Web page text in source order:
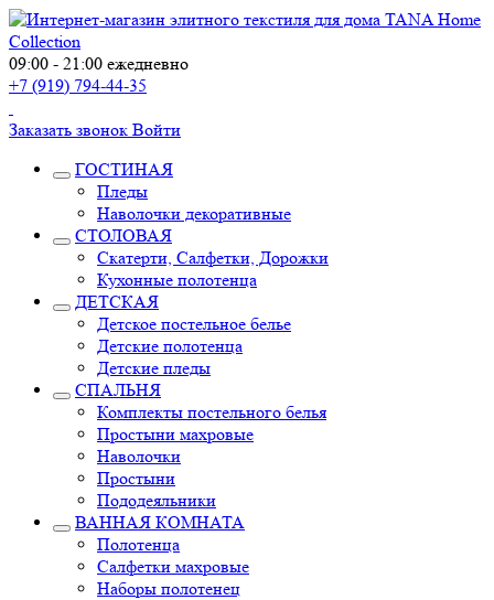
09:00 - 21:00 ежедневно
+7 (919) 794-44-35
Заказать звонок Войти
ГОСТИНАЯ
Пледы
Наволочки декоративные
СТОЛОВАЯ
Скатерти, Салфетки, Дорожки
Кухонные полотенца
ДЕТСКАЯ
Детское постельное белье
Детские полотенца
Детские пледы
СПАЛЬНЯ
Комплекты постельного белья
Простыни махровые
Наволочки
Простыни
Пододеяльники
ВАННАЯ КОМНАТА
Полотенца
Салфетки махровые
Наборы полотенец